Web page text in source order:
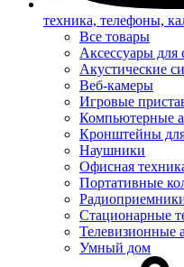
техника, телефоны,
Все товары
Аксессуары для
Акустические
Веб-камеры
Игровые
Компьютерные
Кронштейны для
Наушники
Офисная
Портативные
Стационарные
Телевизионные
Умный дом